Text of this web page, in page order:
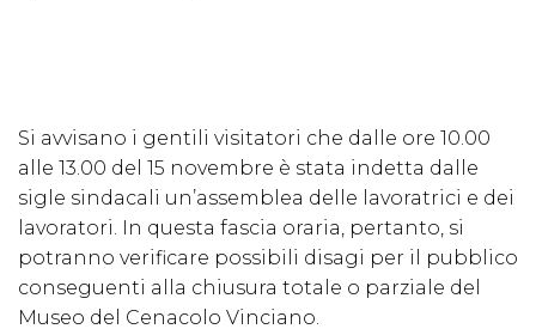
Si avvisano i gentili visitatori che dalle ore 10.00
alle 13.00 del 15 novembre è stata indetta dalle
sigle sindacali un’assemblea delle lavoratrici e dei
lavoratori. In questa fascia oraria, pertanto, si
potranno verificare possibili disagi per il pubblico
conseguenti alla chiusura totale o parziale del
Museo del Cenacolo Vinciano.